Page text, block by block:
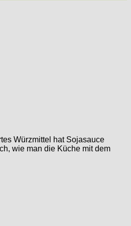
Würzmittel hat Sojasauce
wie man die Küche mit dem